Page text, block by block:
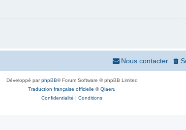
Nous contacter
Développé parphpBB® Forum Software © phpBB Limited
Traduction française officielle ©Qiaeru
Confidentialité | Conditions